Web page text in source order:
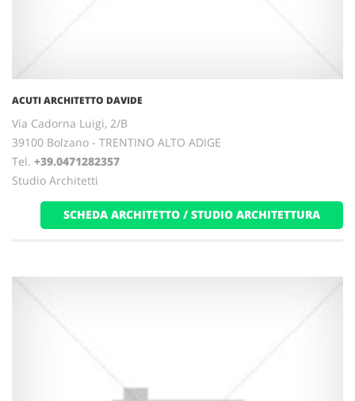
ACUTI ARCHITETTO DAVIDE
Via Cadorna Luigi, 2/B
39100 Bolzano - TRENTINO ALTO ADIGE
Tel. +39.0471282357
Studio Architetti
SCHEDA ARCHITETTO / STUDIO ARCHITETTURA